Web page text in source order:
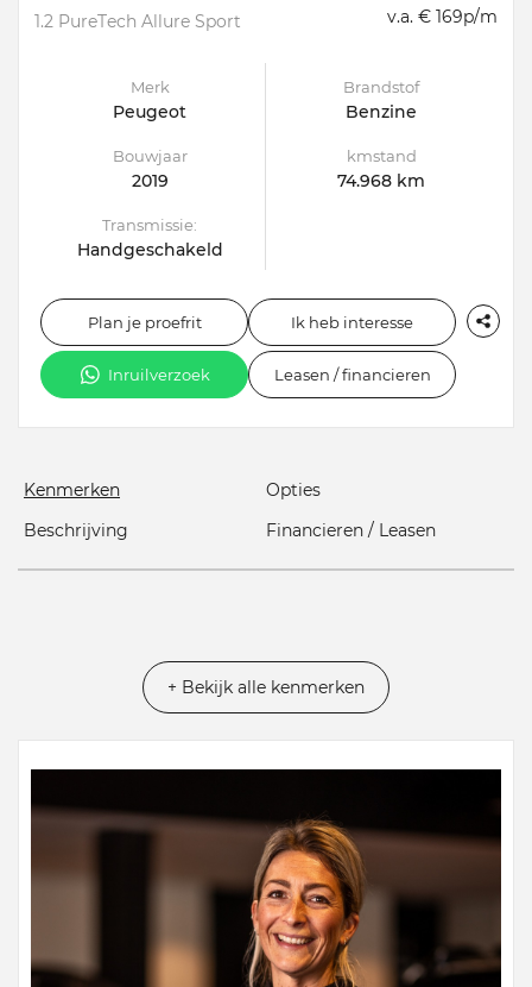
1.2 PureTech Allure Sport
v.a. € 169p/m
Merk
Peugeot
Brandstof
Benzine
Bouwjaar
2019
kmstand
74.968 km
Transmissie:
Handgeschakeld
Plan je proefrit Ik heb interesse
Inruilverzoek Leasen / financieren
Kenmerken
Opties
Beschrijving
Financieren / Leasen
+ Bekijk alle kenmerken